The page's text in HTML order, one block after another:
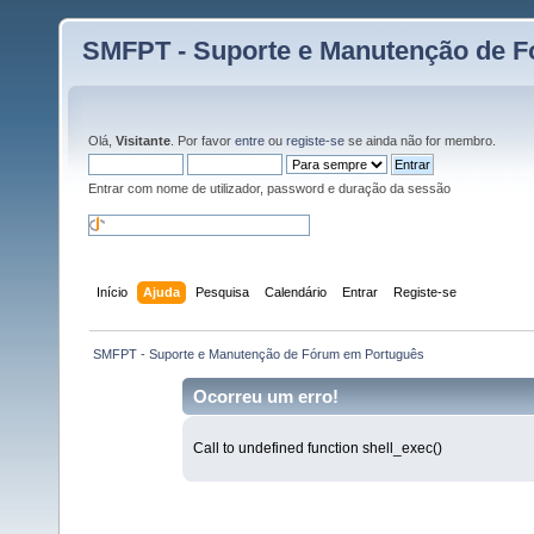
SMFPT - Suporte e Manutenção de
Olá, Visitante . Por favor entre ou registe-se se ainda não for membro.
Entrar com nome de utilizador, password e duração da sessão
Início Ajuda Pesquisa Calendário Entrar Registe-se
SMFPT - Suporte e Manutenção de Fórum em Português
Ocorreu um erro!
Call to undefined function shell_exec()